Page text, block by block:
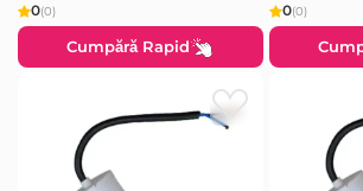
0(0)
Cumpără Rapid
0(0)